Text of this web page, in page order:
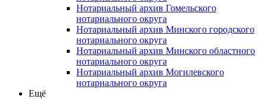
Нотариальный архив Гомельского
нотариального округа
Нотариальный архив Минского городского
нотариального округа
Нотариальный архив Минского областного
нотариального округа
Нотариальный архив Могилевского
нотариального округа
Ещё